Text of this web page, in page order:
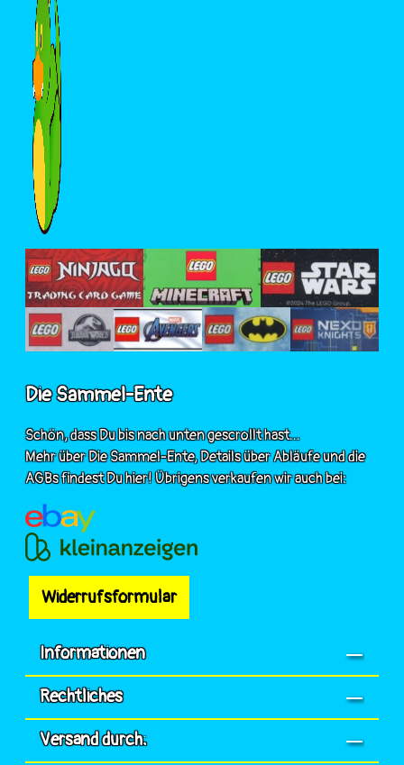
Die Sammel-Ente
Schön, dass Du bis nach unten gescrollt hast...
Mehr über Die Sammel-Ente, Details über Abläufe und die
AGBs findest Du hier! Übrigens verkaufen wir auch bei:
Widerrufsformular
Informationen
Rechtliches
Versand durch: